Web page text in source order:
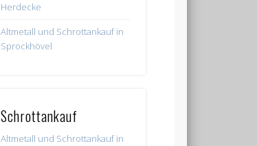
Herdecke
Altmetall und Schrottankauf in
Sprockhövel
Schrottankauf
Altmetall und Schrottankauf in